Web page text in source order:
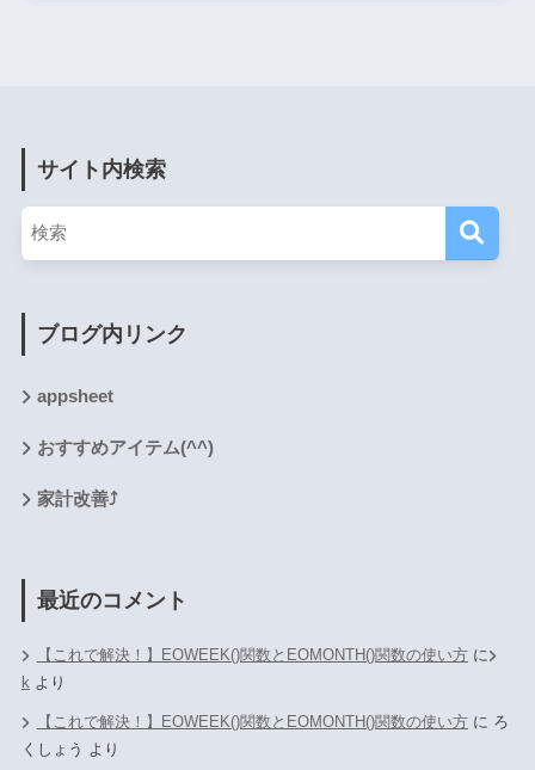
サイト内検索
ブログ内リンク
appsheet
おすすめアイテム(^^)
家計改善⤴
最近のコメント
【これで解決！】EOWEEK()関数とEOMONTH()関数の使い方に
k より
【これで解決！】EOWEEK()関数とEOMONTH()関数の使い方に ろ
くしょう より